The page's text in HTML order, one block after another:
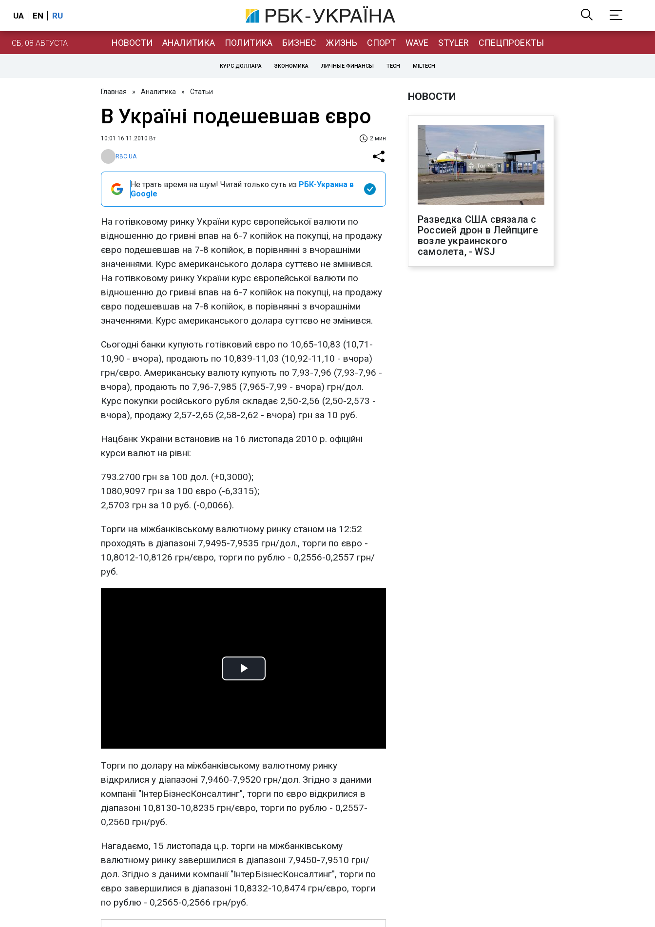
UA EN RU
СБ, 08 АВГУСТА НОВОСТИ АНАЛИТИКА ПОЛИТИКА БИЗНЕС ЖИЗНЬ СПОРТ WAVE STYLER СПЕЦПРОЕКТЫ
КУРС ДОЛЛАРА ЭКОНОМИКА ЛИЧНЫЕ ФИНАНСЫ TECH MILTECH
Главная » Аналитика » Статьи
В Україні подешевшав євро
10:01 16.11.2010 Вт 2 мин
RBC.UA
Не трать время на шум! Читай только суть из РБК-Украина в
Google
На готівковому ринку України курс європейської валюти по
відношенню до гривні впав на 6-7 копійок на покупці, на продажу
євро подешевшав на 7-8 копійок, в порівнянні з вчорашніми
значеннями. Курс американського долара суттєво не змінився.
На готівковому ринку України курс європейської валюти по
відношенню до гривні впав на 6-7 копійок на покупці, на продажу
євро подешевшав на 7-8 копійок, в порівнянні з вчорашніми
значеннями. Курс американського долара суттєво не змінився.
Сьогодні банки купують готівковий євро по 10,65-10,83 (10,71-
10,90 - вчора), продають по 10,839-11,03 (10,92-11,10 - вчора)
грн/євро. Американську валюту купують по 7,93-7,96 (7,93-7,96 -
вчора), продають по 7,96-7,985 (7,965-7,99 - вчора) грн/дол.
Курс покупки російського рубля складає 2,50-2,56 (2,50-2,573 -
вчора), продажу 2,57-2,65 (2,58-2,62 - вчора) грн за 10 руб.
Нацбанк України встановив на 16 листопада 2010 р. офіційні
курси валют на рівні:
793.2700 грн за 100 дол. (+0,3000);
1080,9097 грн за 100 євро (-6,3315);
2,5703 грн за 10 руб. (-0,0066).
Торги на міжбанківському валютному ринку станом на 12:52
проходять в діапазоні 7,9495-7,9535 грн/дол., торги по євро -
10,8012-10,8126 грн/євро, торги по рублю - 0,2556-0,2557 грн/
руб.
Play
Торги по долару на міжбанківському валютному ринку
відкрилися у діапазоні 7,9460-7,9520 грн/дол. Згідно з даними
компанії "ІнтерБізнесКонсалтинг", торги по євро відкрилися в
діапазоні 10,8130-10,8235 грн/євро, торги по рублю - 0,2557-
0,2560 грн/руб.
Нагадаємо, 15 листопада ц.р. торги на міжбанківському
валютному ринку завершилися в діапазоні 7,9450-7,9510 грн/
дол. Згідно з даними компанії "ІнтерБізнесКонсалтинг", торги по
євро завершилися в діапазоні 10,8332-10,8474 грн/євро, торги
по рублю - 0,2565-0,2566 грн/руб.
НОВОСТИ
Разведка США связала с
Россией дрон в Лейпциге
возле украинского
самолета, - WSJ